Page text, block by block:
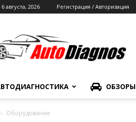
августа, 2026 Регистрация / Авторизация
ОБЗОРЫ
Оборудование